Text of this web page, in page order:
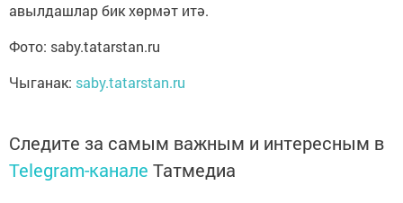
авылдашлар бик хөрмәт итә.
Фото: saby.tatarstan.ru
Чыганак: saby.tatarstan.ru
Следите за самым важным и интересным в
Telegram-канале Татмедиа